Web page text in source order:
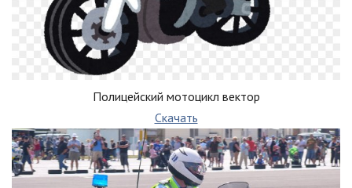
Полицейский мотоцикл вектор
Скачать